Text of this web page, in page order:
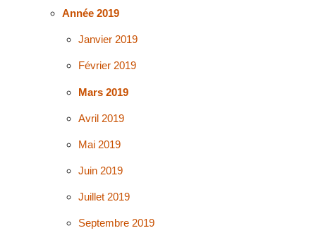
Année 2019
Janvier 2019
Février 2019
Mars 2019
Avril 2019
Mai 2019
Juin 2019
Juillet 2019
Septembre 2019